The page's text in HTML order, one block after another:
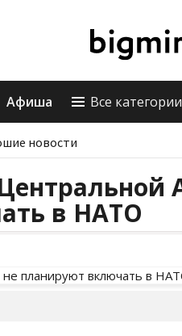
Афиша Все категории
новости
в НАТО